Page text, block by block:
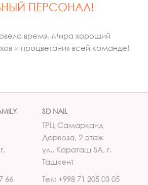
ПЕРСОНАЛ!
время, Мира хороший
и процветания всей команде!
66
SD NAIL
ТРЦ Самарканд
Дарвоза, 2 этаж
ул., Караташ 5А, г.
Ташкент
Тел: +998 71 205 03 05